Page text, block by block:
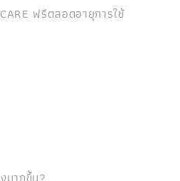
ฟรีตลอดอายุการใช้